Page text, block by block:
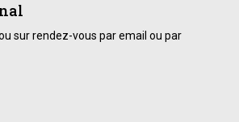
sur rendez-vous par email ou par